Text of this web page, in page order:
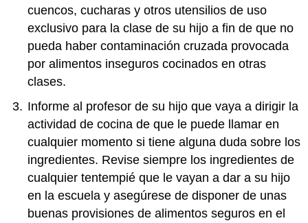
cuencos, cucharas y otros utensilios de uso
exclusivo para la clase de su hijo a fin de que no
pueda haber contaminación cruzada provocada
por alimentos inseguros cocinados en otras
clases.
Informe al profesor de su hijo que vaya a dirigir la
actividad de cocina de que le puede llamar en
cualquier momento si tiene alguna duda sobre los
ingredientes. Revise siempre los ingredientes de
cualquier tentempié que le vayan a dar a su hijo
en la escuela y asegúrese de disponer de unas
buenas provisiones de alimentos seguros en el